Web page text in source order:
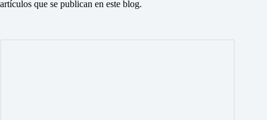
artículos que se publican en este blog.